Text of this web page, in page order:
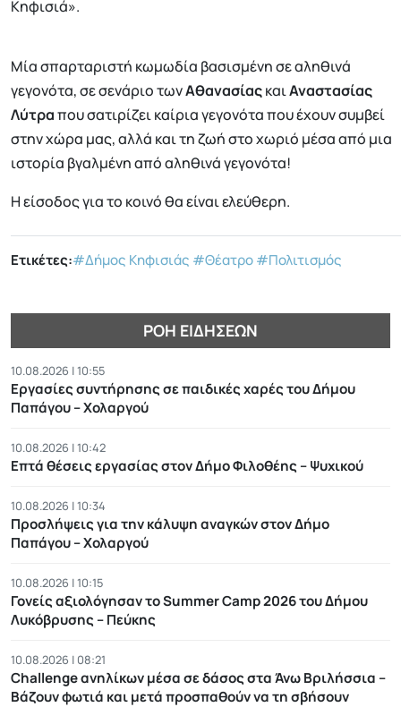
Κηφισιά».
Μία σπαρταριστή κωμωδία βασισμένη σε αληθινά
γεγονότα, σε σενάριο τωνΑθανασίαςκαιΑναστασίας
Λύτραπου σατιρίζει καίρια γεγονότα που έχουν συμβεί
στην χώρα μας, αλλά και τη ζωή στο χωριό μέσα από μια
ιστορία βγαλμένη από αληθινά γεγονότα!
Η είσοδος για το κοινό θα είναι ελεύθερη.
Ετικέτες:#Δήμος Κηφισιάς #Θέατρο#Πολιτισμός
ΡΟΉ ΕΙΔΉΣΕΩΝ
10.08.2026 | 10:55
Εργασίες συντήρησης σε παιδικές χαρές του Δήμου
Παπάγου – Χολαργού
10.08.2026 | 10:42
Επτά θέσεις εργασίας στον Δήμο Φιλοθέης – Ψυχικού
10.08.2026 | 10:34
Προσλήψεις για την κάλυψη αναγκών στον Δήμο
Παπάγου – Χολαργού
10.08.2026 | 10:15
Γονείς αξιολόγησαν το Summer Camp 2026 του Δήμου
Λυκόβρυσης – Πεύκης
10.08.2026 | 08:21
Challenge ανηλίκων μέσα σε δάσος στα Άνω Βριλήσσια –
Βάζουν φωτιά και μετά προσπαθούν να τη σβήσουν